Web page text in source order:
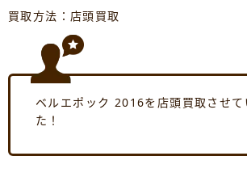
買取方法：店頭買取
ベルエポック 2016を店頭買取させて
た！